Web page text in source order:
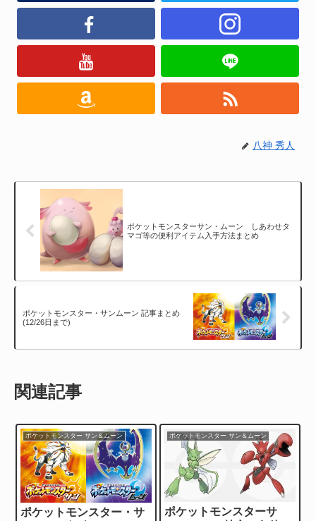
八神 秀人
ポケットモンスターサン・ムーン しあわせタ
マゴ等の便利アイテム入手方法まとめ
ポケットモンスター・サンムーン 記事まとめ
(12/26日まで)
関連記事
ポケットモンスター サン＆ムーン
ポケットモンスター・サ
ポケットモンスター サン＆ムーン
ポケットモンスターサ